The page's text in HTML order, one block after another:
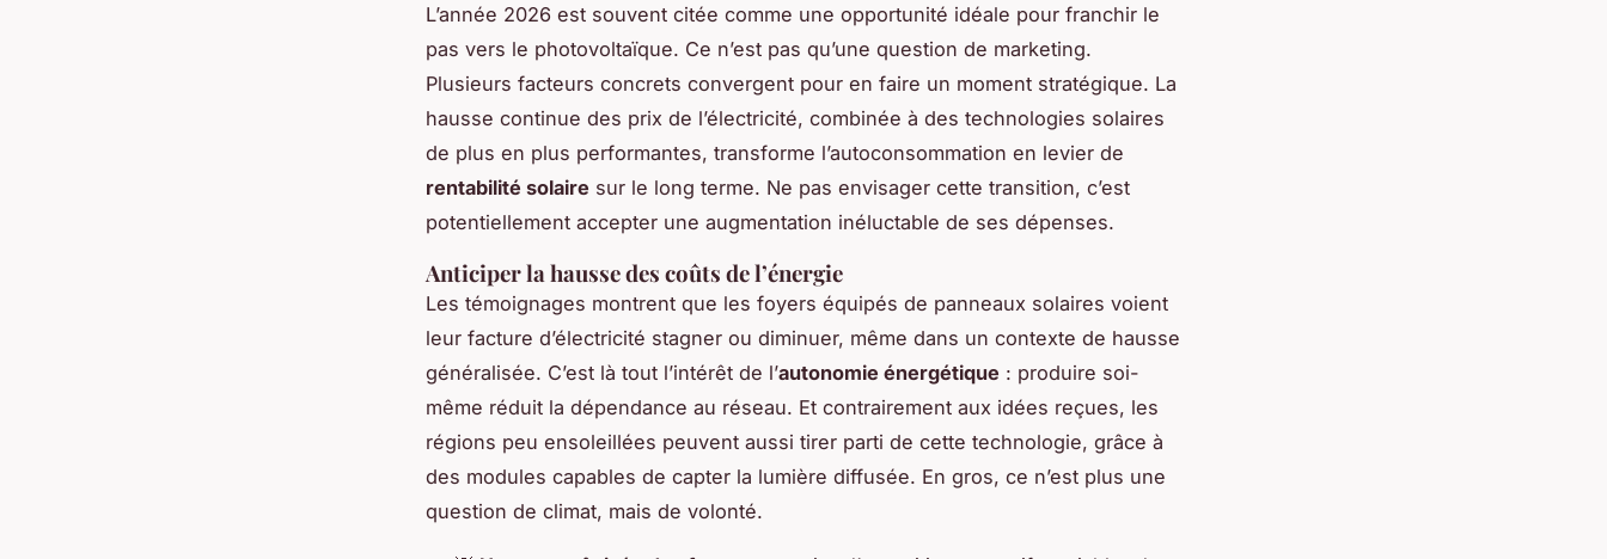
L’année 2026 est souvent citée comme une opportunité idéale pour franchir le
pas vers le photovoltaïque. Ce n’est pas qu’une question de marketing.
Plusieurs facteurs concrets convergent pour en faire un moment stratégique. La
hausse continue des prix de l’électricité, combinée à des technologies solaires
de plus en plus performantes, transforme l’autoconsommation en levier de
rentabilité solaire sur le long terme. Ne pas envisager cette transition, c’est
potentiellement accepter une augmentation inéluctable de ses dépenses.
Anticiper la hausse des coûts de l’énergie
Les témoignages montrent que les foyers équipés de panneaux solaires voient
leur facture d’électricité stagner ou diminuer, même dans un contexte de hausse
généralisée. C’est là tout l’intérêt de l’autonomie énergétique : produire soi-
même réduit la dépendance au réseau. Et contrairement aux idées reçues, les
régions peu ensoleillées peuvent aussi tirer parti de cette technologie, grâce à
des modules capables de capter la lumière diffusée. En gros, ce n’est plus une
question de climat, mais de volonté.